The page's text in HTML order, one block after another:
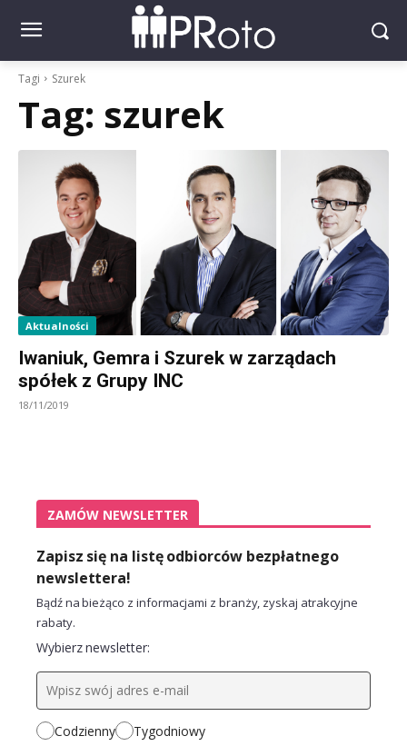
Tagi Szurek
Tag: szurek
Aktualności
Iwaniuk, Gemra i Szurek w zarządach
spółek z Grupy INC
18/11/2019
ZAMÓW NEWSLETTER
Zapisz się na listę odbiorców bezpłatnego
newslettera!
Bądź na bieżąco z informacjami z branży, zyskaj atrakcyjne
rabaty.
Wybierz newsletter:
Codzienny Tygodniowy